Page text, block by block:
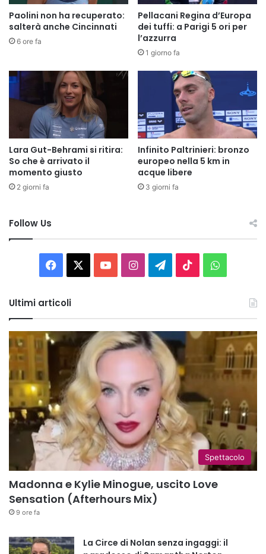
Paolini non ha recuperato:
salterà anche Cincinnati
6 ore fa
Pellacani Regina d’Europa
dei tuffi: a Parigi 5 ori per
l’azzurra
1 giorno fa
Lara Gut-Behrami si ritira:
So che è arrivato il
momento giusto
2 giorni fa
Infinito Paltrinieri: bronzo
europeo nella 5 km in
acque libere
3 giorni fa
Follow Us
Facebook You InstagramTelegram
TikTok
Ultimi articoli
Spettacolo
Madonna e Kylie Minogue, uscito Love
Sensation (Afterhours Mix)
9 ore fa
La Circe di Nolan senza ingaggi: il